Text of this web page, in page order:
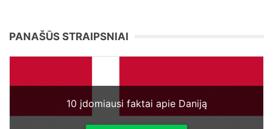
PANAŠŪS STRAIPSNIAI
10 įdomiausi faktai apie Daniją